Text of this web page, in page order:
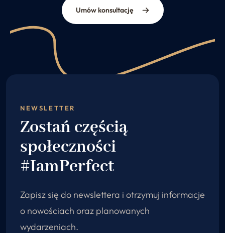
Umów konsultację
NEWSLETTER
Zostań częścią
społeczności
#IamPerfect
Zapisz się do newslettera i otrzymuj informacje
o nowościach oraz planowanych
wydarzeniach.